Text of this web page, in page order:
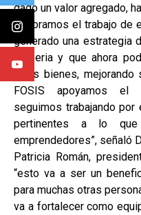
dado un valor agregado,
“Valoramos el trabajo de
generado una estrategia
su feria y que ahora
otros bienes,
FOSIS apoyamos el
seguimos trabajando por
pertinentes a lo
emprendedores”, señaló
Patricia Román,
“esto va a ser un
para muchas otras
va a fortalecer como